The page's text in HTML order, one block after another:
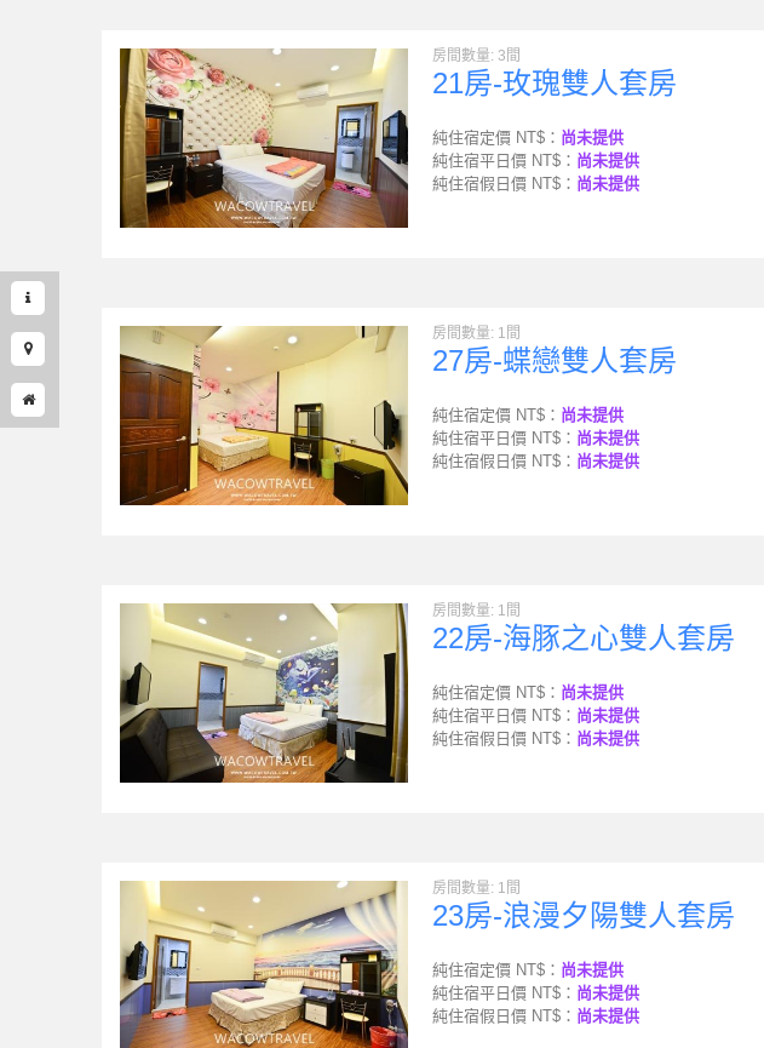
房間數量: 3間
21房-玫瑰雙人套房
純住宿定價 NT$： 尚未提供
純住宿平日價 NT$： 尚未提供
純住宿假日價 NT$： 尚未提供
房間數量: 1間
27房-蝶戀雙人套房
純住宿定價 NT$： 尚未提供
純住宿平日價 NT$： 尚未提供
純住宿假日價 NT$： 尚未提供
房間數量: 1間
22房-海豚之心雙人套房
純住宿定價 NT$： 尚未提供
純住宿平日價 NT$： 尚未提供
純住宿假日價 NT$： 尚未提供
房間數量: 1間
23房-浪漫夕陽雙人套房
純住宿定價 NT$： 尚未提供
純住宿平日價 NT$： 尚未提供
純住宿假日價 NT$： 尚未提供